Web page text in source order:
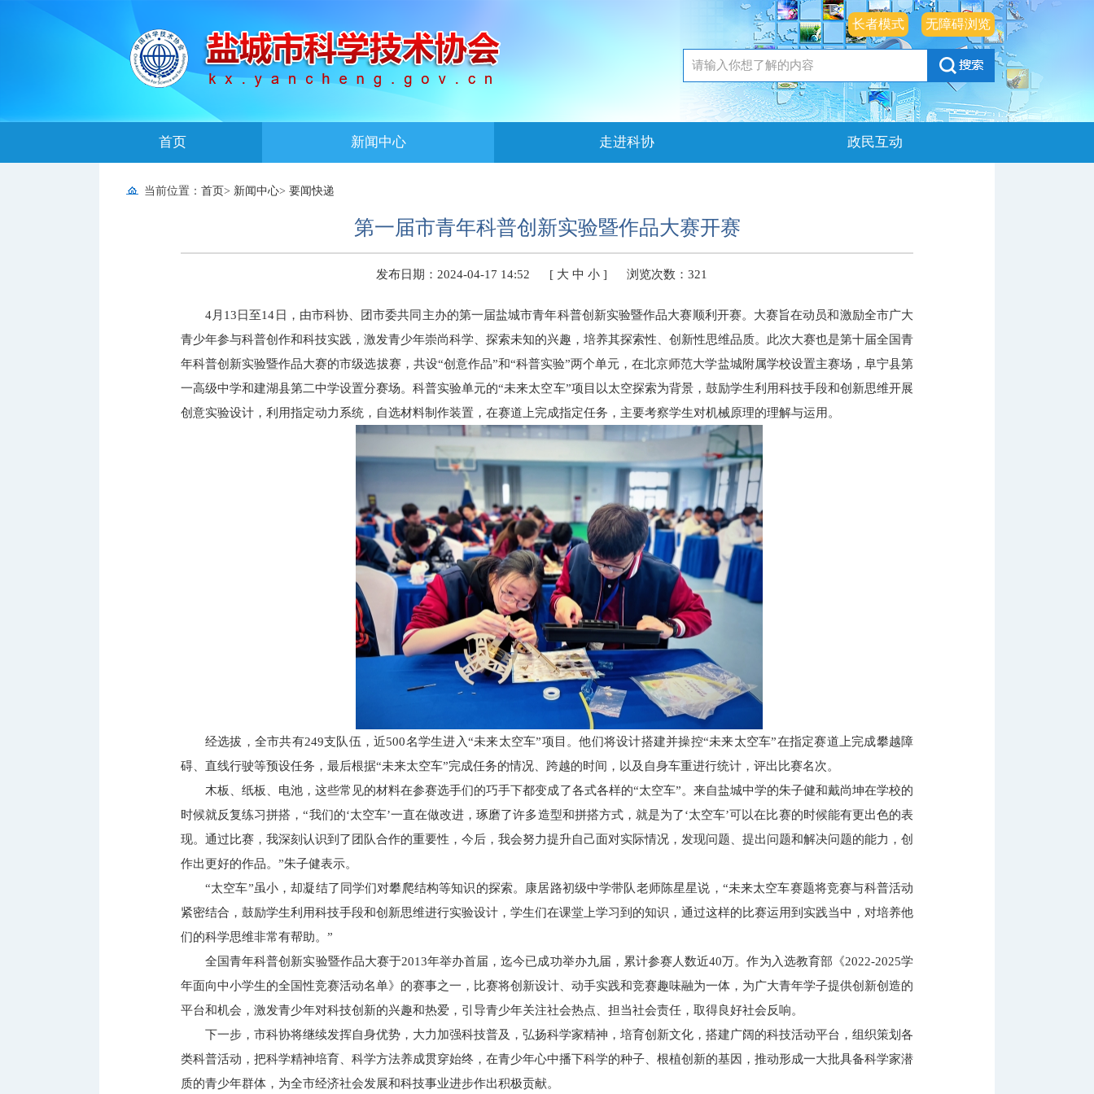
长者模式 无障碍浏览
首页 新闻中心 走进科协 政民互动
当前位置： 首页> 新闻中心> 要闻快递
第一届市青年科普创新实验暨作品大赛开赛
发布日期：2024-04-17 14:52 [ 大 中 小 ] 浏览次数： 321
4月13日至14日，由市科协、团市委共同主办的第一届盐城市青年科普创新实验暨作品大赛顺利开赛。大赛旨在动员和激励全市广大
青少年参与科普创作和科技实践，激发青少年崇尚科学、探索未知的兴趣，培养其探索性、创新性思维品质。 此次大赛也是第十届全国青
年科普创新实验暨作品大赛的市级选拔赛，共设“创意作品”和“科普实验”两个单元，在北京师范大学盐城附属学校设置主赛场，阜宁县第
一高级中学和建湖县第二中学设置分赛场。科普实验单元的“未来太空车”项目以太空探索为背景，鼓励学生利用科技手段和创新思维开展
创意实验设计，利用指定动力系统，自选材料制作装置，在赛道上完成指定任务，主要考察学生对机械原理的理解与运用。
经选拔，全市共有249支队伍，近500名学生进入“未来太空车”项目。他们将设计搭建并操控“未来太空车”在指定赛道上完成攀越障
碍、直线行驶等预设任务，最后根据“未来太空车”完成任务的情况、跨越的时间，以及自身车重进行统计，评出比赛名次。
木板、纸板、电池，这些常见的材料在参赛选手们的巧手下都变成了各式各样的“太空车”。来自盐城中学的朱子健和戴尚坤在学校的
时候就反复练习拼搭，“我们的‘太空车’一直在做改进，琢磨了许多造型和拼搭方式，就是为了‘太空车’可以在比赛的时候能有更出色的表
现。通过比赛，我深刻认识到了团队合作的重要性，今后，我会努力提升自己面对实际情况，发现问题、提出问题和解决问题的能力，创
作出更好的作品。”朱子健表示。
“太空车”虽小，却凝结了同学们对攀爬结构等知识的探索。康居路初级中学带队老师陈星星说，“未来太空车赛题将竞赛与科普活动
紧密结合，鼓励学生利用科技手段和创新思维进行实验设计，学生们在课堂上学习到的知识，通过这样的比赛运用到实践当中，对培养他
们的科学思维非常有帮助。”
全国青年科普创新实验暨作品大赛于2013年举办首届，迄今已成功举办九届，累计参赛人数近40万。作为入选教育部《2022-2025学
年面向中小学生的全国性竞赛活动名单》的赛事之一，比赛将创新设计、动手实践和竞赛趣味融为一体，为广大青年学子提供创新创造的
平台和机会，激发青少年对科技创新的兴趣和热爱，引导青少年关注社会热点、担当社会责任，取得良好社会反响。
下一步，市科协将继续发挥自身优势，大力加强科技普及，弘扬科学家精神，培育创新文化，搭建广阔的科技活动平台，组织策划各
类科普活动，把科学精神培育、科学方法养成贯穿始终，在青少年心中播下科学的种子、根植创新的基因，推动形成一大批具备科学家潜
质的青少年群体，为全市经济社会发展和科技事业进步作出积极贡献。